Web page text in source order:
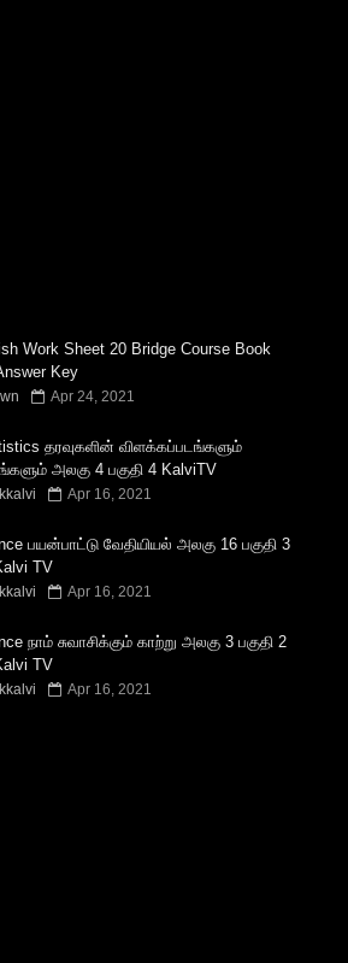
Work Sheet 20 Bridge Course Book
Key
Apr 24, 2021
தரவுகளின் விளக்கப்படங்களும்
அலகு 4 பகுதி 4 KalviTV
Apr 16, 2021
பயன்பாட்டு வேதியியல் அலகு 16 பகுதி 3
TV
Apr 16, 2021
நாம் சுவாசிக்கும் காற்று அலகு 3 பகுதி 2
TV
Apr 16, 2021